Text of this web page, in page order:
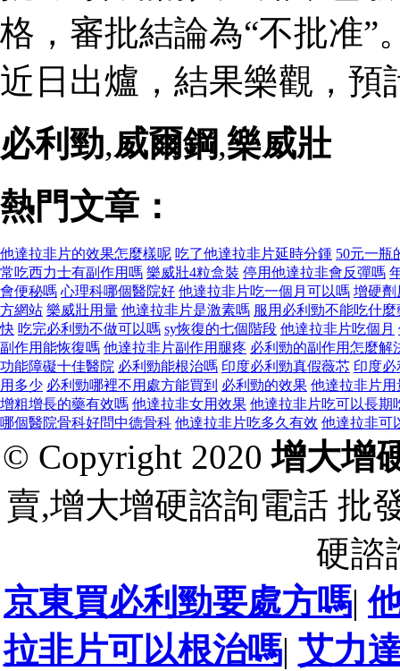
格，審批結論為“不批准”
近日出爐，結果樂觀，預
必利勁,威爾鋼,樂威壯
熱門文章：
他達拉非片的效果怎麼樣呢 吃了他達拉非片延時分鍾 50元一瓶
常吃西力士有副作用嗎 樂威壯4粒盒裝 停用他達拉非會反彈嗎
會便秘嗎 心理科哪個醫院好 他達拉非片吃一個月可以嗎 增硬劑
方網站 樂威壯用量 他達拉非片是激素嗎 服用必利勁不能吃什麼
快 吃完必利勁不做可以嗎 sy恢復的七個階段 他達拉非片吃個月
副作用能恢復嗎 他達拉非片副作用腿疼 必利勁的副作用怎麼解
功能障礙十佳醫院 必利勁能根治嗎 印度必利勁真假薇芯 印度
用多少 必利勁哪裡不用處方能買到 必利勁的效果 他達拉非片用
增粗增長的藥有效嗎 他達拉非女用效果 他達拉非片吃可以長期
哪個醫院骨科好問中德骨科 他達拉非片吃多久有效 他達拉非可
© Copyright 2020增大增
賣,增大增硬諮詢電話 批
硬諮
京東買必利勁要處方嗎|
拉非片可以根治嗎| 艾力